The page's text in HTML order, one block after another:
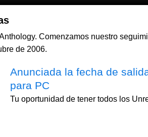
Comenzamos nuestro
de 2006.
Anunciada la fecha de
para PC
Tu oportunidad de tener todos los